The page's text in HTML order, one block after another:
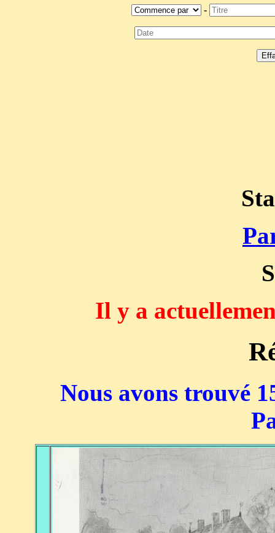
-
Il y a
Nous avons trouvé